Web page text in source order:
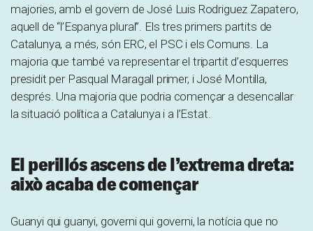
majories, amb el govern de José Luis Rodriguez Zapatero,
aquell de “l’Espanya plural”. Els tres primers partits de
Catalunya, a més, són ERC, el PSC i els Comuns. La
majoria que també va representar el tripartit d’esquerres
presidit per Pasqual Maragall primer, i José Montilla,
després. Una majoria que podria començar a desencallar
la situació política a Catalunya i a l’Estat.
El perillós ascens de l’extrema dreta:
això acaba de començar
Guanyi qui guanyi, governi qui governi, la notícia que no